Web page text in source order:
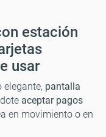
estación
usar
elegante, pantalla
aceptar pagos
en movimiento o en